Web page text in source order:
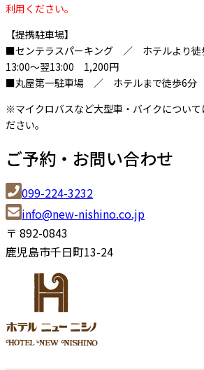
利用ください。
【提携駐車場】
■センテラスパーキング ／ ホテルより徒
13:00～翌13:00 1,200円
■丸屋第一駐車場 ／ ホテルまで徒歩6分
※マイクロバスなど大型車・バイクについて
ださい。
ご予約・お問い合わせ
099-224-3232
pj.oc
.onih
sin-w
en@of
ni
〒 892-0843
鹿児島市千日町13-24